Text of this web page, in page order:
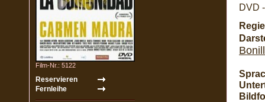
Film-Nr.: 5122
DVD